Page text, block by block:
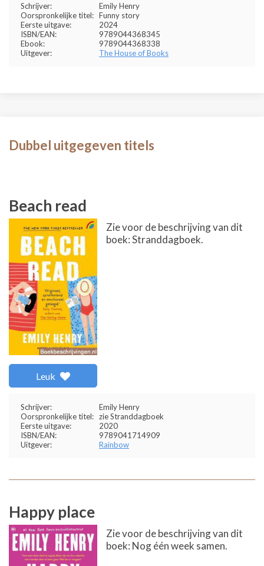
Schrijver:
Emily Henry
Oorspronkelijke titel: Funny story
Eerste uitgave:
2024
ISBN/EAN:
9789044368345
Ebook:
9789044368338
Uitgever:
The House of Books
Dubbel uitgegeven titels
Beach read
Leuk
Zie voor de beschrijving van dit
boek: Stranddagboek.
Schrijver:
Emily Henry
Oorspronkelijke titel: zie Stranddagboek
Eerste uitgave:
2020
ISBN/EAN:
9789041714909
Uitgever:
Rainbow
Happy place
Zie voor de beschrijving van dit
boek: Nog één week samen.